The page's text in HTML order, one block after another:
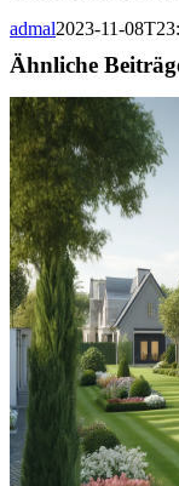
admal2023-11-
Ähnliche